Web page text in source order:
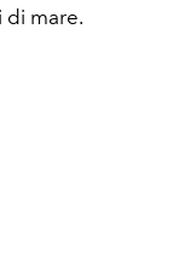
di mare.